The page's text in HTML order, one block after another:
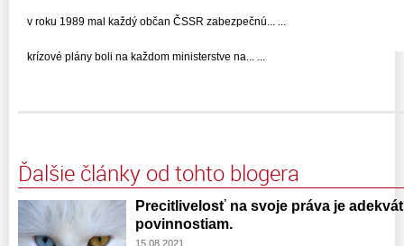
v roku 1989 mal každý občan ČSSR zabezpečnú... ...
krízové plány boli na každom ministerstve na... ...
Ďalšie články od tohto blogera
Precitlivelosť na svoje práva je
povinnostiam.
15.08.2021